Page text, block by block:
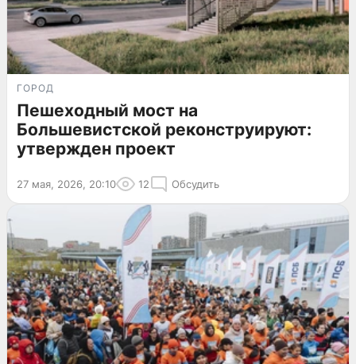
ГОРОД
Пешеходный мост на
Большевистской реконструируют:
утвержден проект
27 мая, 2026, 20:10 12 Обсудить